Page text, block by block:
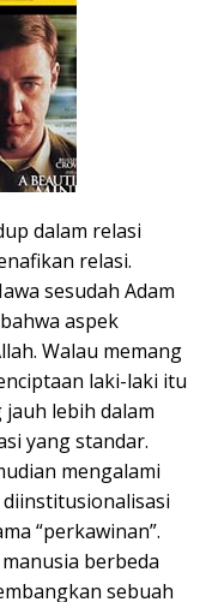
dalam relasi
relasi.
sesudah Adam
aspek
Walau memang
laki-laki itu
lebih dalam
yang standar.
mengalami
“perkawinan”.
berbeda
sebuah